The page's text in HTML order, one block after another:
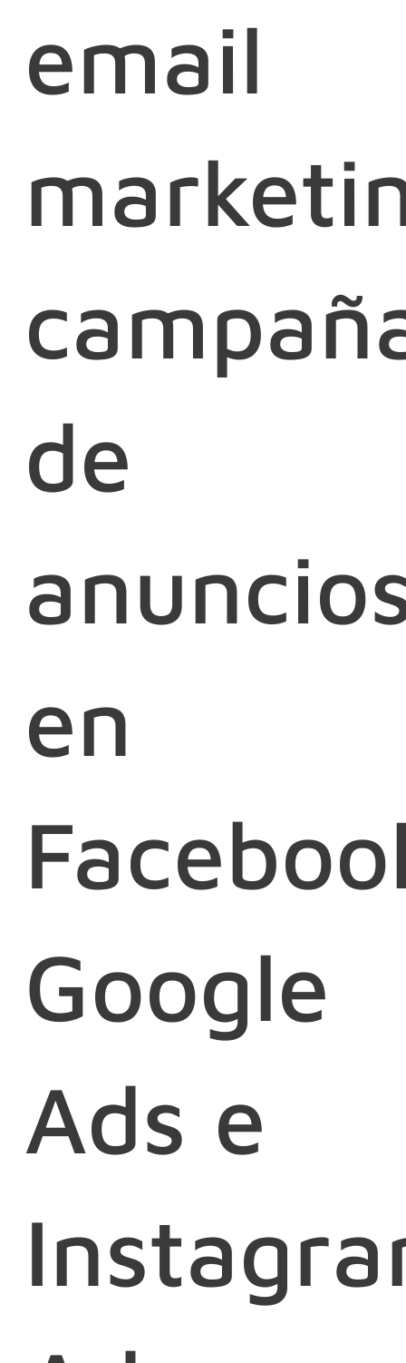
email
de
en
Google
Ads e